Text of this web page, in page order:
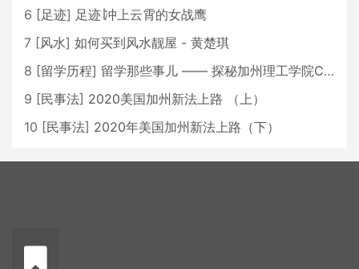
6 [足迹] 足迹∣冲上云霄的女战鹰
7 [风水] 如何买到风水靓屋 - 黄楚琪
8 [留学历程] 留学那些事儿 —— 探秘加州理工学院Caltech博士生活 [上集]
9 [民事法] 2020美国加州新法上路 （上）
10 [民事法] 2020年美国加州新法上路（下）